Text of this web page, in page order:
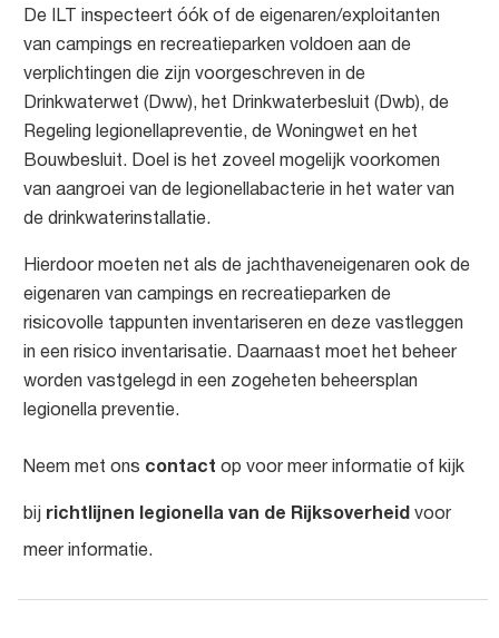
De ILT inspecteert óók of de eigenaren/exploitanten
van campings en recreatieparken voldoen aan de
verplichtingen die zijn voorgeschreven in de
Drinkwaterwet (Dww), het Drinkwaterbesluit (Dwb), de
Regeling legionellapreventie, de Woningwet en het
Bouwbesluit. Doel is het zoveel mogelijk voorkomen
van aangroei van de legionellabacterie in het water van
de drinkwaterinstallatie.
Hierdoor moeten net als de jachthaveneigenaren ook de
eigenaren van campings en recreatieparken de
risicovolle tappunten inventariseren en deze vastleggen
in een risico inventarisatie. Daarnaast moet het beheer
worden vastgelegd in een zogeheten beheersplan
legionella preventie.
Neem met ons contact op voor meer informatie of kijk
bij richtlijnen legionella van de Rijksoverheidvoor
meer informatie.